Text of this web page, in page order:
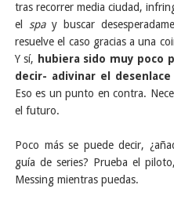
tras recorrer media ciudad,
el spay buscar
resuelve el caso gracias a una
Y sí, hubiera sido muy poco
decir- adivinar el desenlace
Eso es un punto en contra.
el futuro.
Poco más se puede decir,
guía de series? Prueba el
Messing mientras puedas.